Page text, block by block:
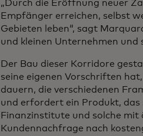
„Durch die Eröffnung neuer
Empfänger erreichen, selbst
Gebieten leben“, sagt
und kleinen Unternehmen und
Der Bau dieser Korridore
seine eigenen Vorschriften
dauern, die verschiedenen
und erfordert ein Produkt, das
Finanzinstitute und solche
Kundennachfrage nach